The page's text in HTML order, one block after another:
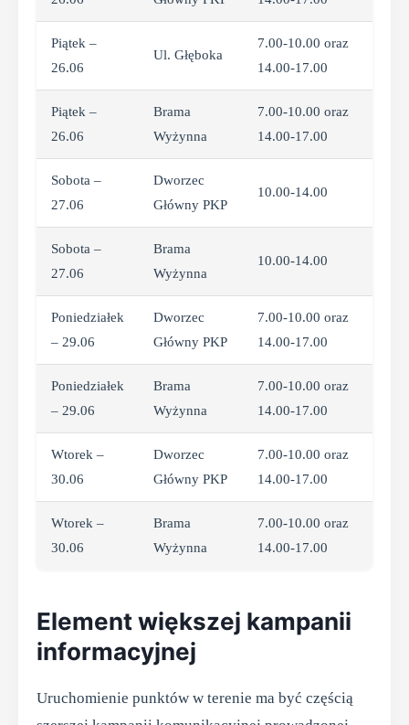
Piątek –
26.06
Ul. Głęboka
7.00-10.00 oraz
14.00-17.00
Piątek –
26.06
Brama
Wyżynna
7.00-10.00 oraz
14.00-17.00
Sobota –
27.06
Dworzec
Główny PKP
10.00-14.00
Sobota –
27.06
Brama
Wyżynna
10.00-14.00
Poniedziałek
– 29.06
Dworzec
Główny PKP
7.00-10.00 oraz
14.00-17.00
Poniedziałek
– 29.06
Brama
Wyżynna
7.00-10.00 oraz
14.00-17.00
Wtorek –
30.06
Dworzec
Główny PKP
7.00-10.00 oraz
14.00-17.00
Wtorek –
30.06
Brama
Wyżynna
7.00-10.00 oraz
14.00-17.00
Element większej kampanii
informacyjnej
Uruchomienie punktów w terenie ma być częścią